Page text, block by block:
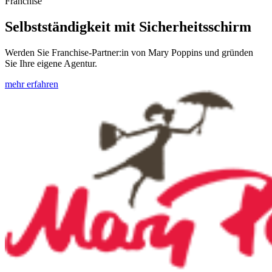
Selbstständigkeit mit Sicherheitsschirm
Werden Sie Franchise-Partner:in von Mary Poppins und gründen
Sie Ihre eigene Agentur.
mehr erfahren